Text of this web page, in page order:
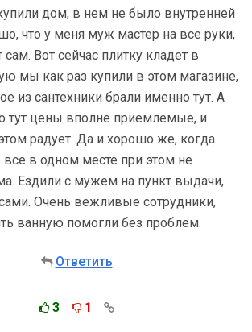
дом, в нем не было внутренней
что у меня муж мастер на все руки,
Вот сейчас плитку кладет в
мы как раз купили в этом магазине,
из сантехники брали именно тут. А
тут цены вполне приемлемые, и
радует. Да и хорошо же, когда
в одном месте при этом не
Ездили с мужем на пункт выдачи,
Очень вежливые сотрудники,
ванную помогли без проблем.
Ответить
3 1